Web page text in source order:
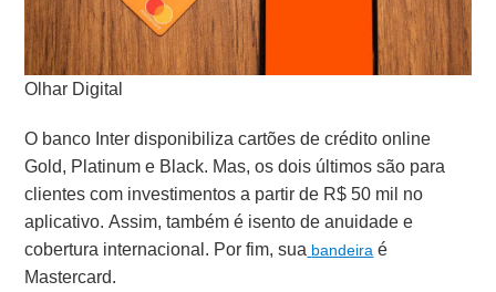
Olhar Digital
O banco Inter disponibiliza cartões de crédito online
Gold, Platinum e Black. Mas, os dois últimos são para
clientes com investimentos a partir de R$ 50 mil no
aplicativo. Assim, também é isento de anuidade e
cobertura internacional. Por fim, sua bandeira é
Mastercard.